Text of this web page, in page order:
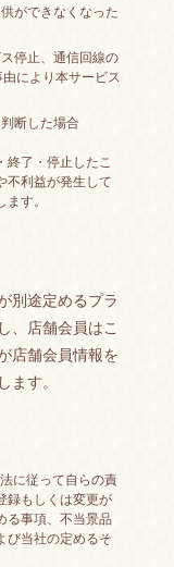
ができなくなった
停止、通信回線の
により本サービス
断した場合
終了・停止したこ
不利益が発生して
す。
別途定めるプラ
、店舗会員はこ
店舗会員情報を
す。
に従って自らの責
録もしくは変更が
る事項、不当景品
び当社の定めるそ